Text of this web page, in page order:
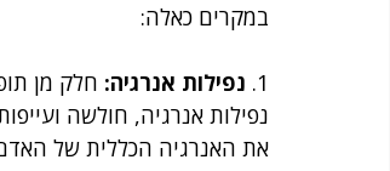
במקרים כאלה:
1. נפילות אנרגיה: חלק מן
נפילות אנרגיה, חולשה
את האנרגיה הכללית של